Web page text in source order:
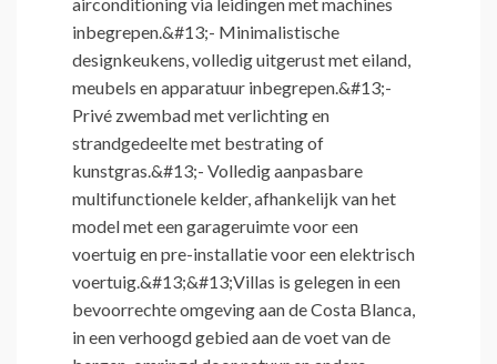
airconditioning via leidingen met machines
inbegrepen.&#13;- Minimalistische
designkeukens, volledig uitgerust met eiland,
meubels en apparatuur inbegrepen.&#13;-
Privé zwembad met verlichting en
strandgedeelte met bestrating of
kunstgras.&#13;- Volledig aanpasbare
multifunctionele kelder, afhankelijk van het
model met een garageruimte voor een
voertuig en pre-installatie voor een elektrisch
voertuig.&#13;&#13;Villas is gelegen in een
bevoorrechte omgeving aan de Costa Blanca,
in een verhoogd gebied aan de voet van de